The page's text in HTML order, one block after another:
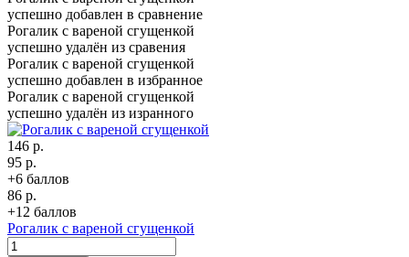
успешно добавлен в сравнение
Рогалик с вареной сгущенкой
успешно удалён из сравения
Рогалик с вареной сгущенкой
успешно добавлен в избранное
Рогалик с вареной сгущенкой
успешно удалён из изранного
146 р.
95 р.
+6 баллов
86 р.
+12 баллов
Рогалик с вареной сгущенкой